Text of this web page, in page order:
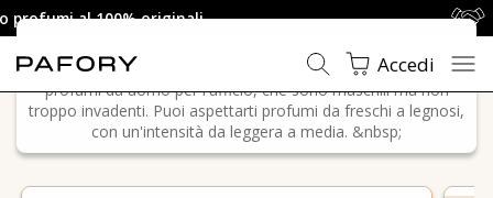
Garanzia di soddisfazione
Accedi
Casa Playlists Fragranze per ufficio da uomo
Per l'ufficio: meno è meglio! Qui troverai una selezione di 10
profumi da uomo per l'ufficio, che sono maschili ma non
troppo invadenti. Puoi aspettarti profumi da freschi a legnosi,
con un'intensità da leggera a media. &nbsp;